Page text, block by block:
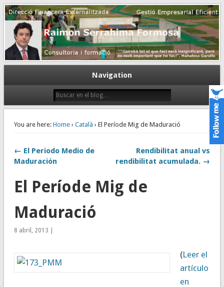
Dirección financiera de la PyME
Gestión empresarial eficiente. Dirección financiera externalizada.
Navigation
You are here: Home› Català › El Període Mig de Maduració
← El Periodo Medio de
Maduración
Rendibilitat anual vs
rendibilitat acumulada. →
El Període Mig de
Maduració
8 abril, 2013 |
(Leer el
artículo
en